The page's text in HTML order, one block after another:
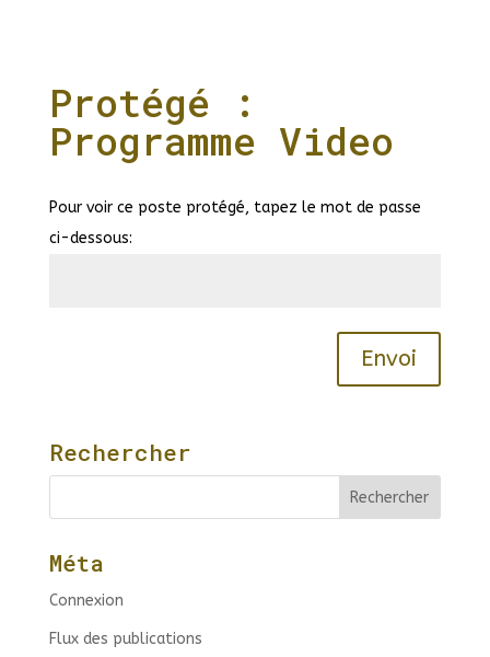
Protégé :
Programme Video
Pour voir ce poste protégé, tapez le mot de passe
ci-dessous:
Envoi
Rechercher
Méta
Connexion
Flux des publications